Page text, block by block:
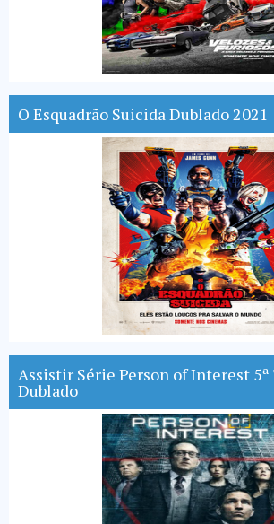
O Esquadrão Suicida Dublado 2021
Assistir Série Person of Interest 5ª
Dublado